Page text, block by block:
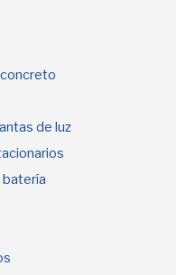
de luz
batería